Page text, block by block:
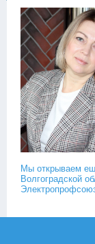
Мы открываем
Волгоградской